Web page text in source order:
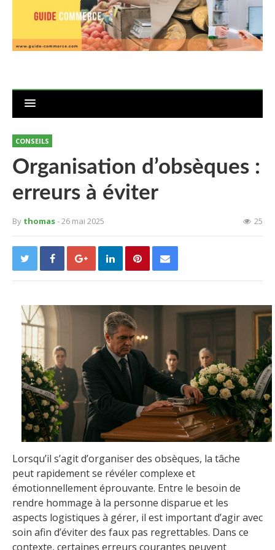
CONSEILS
Organisation d’obsèques :
erreurs à éviter
By thomas- 26 mai 2025 25
Lorsqu’il s’agit d’organiser des obsèques, la tâche
peut rapidement se révéler complexe et
émotionnellement éprouvante. Entre le besoin de
rendre hommage à la personne disparue et les
aspects logistiques à gérer, il est important d’agir avec
soin afin d’éviter des faux pas regrettables. Dans ce
contexte, certaines erreurs courantes peuvent